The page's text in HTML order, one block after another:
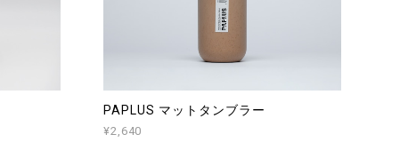
PAPLUS マットタンブラー
¥2,640